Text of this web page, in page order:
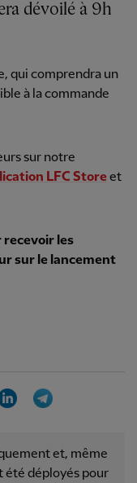
dévoilé à 9h
qui comprendra un
à la commande
sur notre
LFC Storeet
recevoir les
sur le lancement
LinkedIn
et, même
été déployés pour